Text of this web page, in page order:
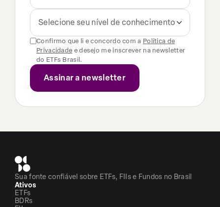
Selecione seu nível de conhecimento
Confirmo que li e concordo com a Política de
Privacidade e desejo me inscrever na newsletter
do ETFs Brasil.
Sua fonte confiável sobre ETFs, FIIs e Fundos no Brasil
Ativos
ETFs
BDRs